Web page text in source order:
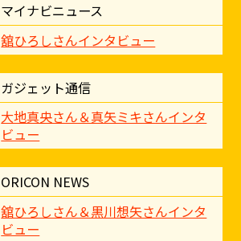
マイナビニュース
舘ひろしさんインタビュー
ガジェット通信
大地真央さん＆真矢ミキさんインタ
ビュー
ORICON NEWS
舘ひろしさん＆黒川想矢さんインタ
ビュー